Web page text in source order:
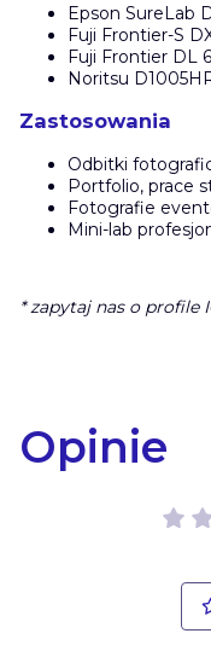
Epson SureLab
Fuji Frontier-S
Fuji Frontier DL
Noritsu
Zastosowania
Odbitki
Portfolio, prace
Fotografie
Mini-lab
* zapytaj nas o profile
Opinie